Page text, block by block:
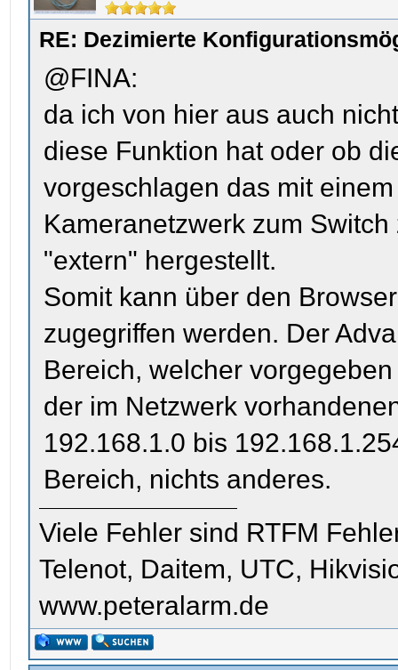
RE: Dezimierte
@FINA:
da ich von hier aus auch
diese Funktion hat oder ob
vorgeschlagen das mit
Kameranetzwerk zum
"extern" hergestellt.
Somit kann über den
zugegriffen werden. Der
Bereich, welcher
der im Netzwerk
192.168.1.0 bis
Bereich, nichts anderes.
Viele Fehler sind RTFM
Telenot, Daitem, UTC,
www.peteralarm.de